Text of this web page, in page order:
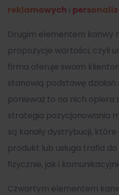
reklamowych i
Drugim elementem kanwy
propozycje wartości, czyli
firma oferuje swoim
stanowią podstawę
ponieważ to na nich opiera
strategia pozycjonowania
są kanały dystrybucji,
produkt lub usługa trafia
fizycznie, jak i
Czwartym elementem